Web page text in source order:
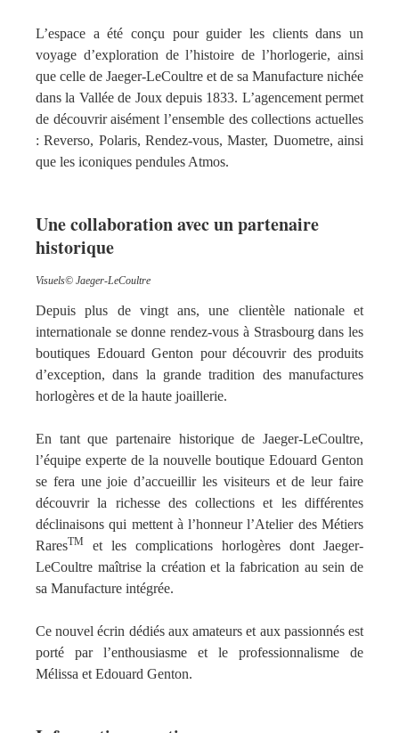
L’espace a été conçu pour guider les clients dans un
voyage d’exploration de l’histoire de l’horlogerie, ainsi
que celle de Jaeger-LeCoultre et de sa Manufacture nichée
dans la Vallée de Joux depuis 1833. L’agencement permet
de découvrir aisément l’ensemble des collections actuelles
: Reverso, Polaris, Rendez-vous, Master, Duometre, ainsi
que les iconiques pendules Atmos.
Une collaboration avec un partenaire
historique
Visuels© Jaeger-LeCoultre
Depuis plus de vingt ans, une clientèle nationale et
internationale se donne rendez-vous à Strasbourg dans les
boutiques Edouard Genton pour découvrir des produits
d’exception, dans la grande tradition des manufactures
horlogères et de la haute joaillerie.
En tant que partenaire historique de Jaeger-LeCoultre,
l’équipe experte de la nouvelle boutique Edouard Genton
se fera une joie d’accueillir les visiteurs et de leur faire
découvrir la richesse des collections et les différentes
déclinaisons qui mettent à l’honneur l’Atelier des Métiers
RaresTM
et les complications horlogères dont Jaeger-
LeCoultre maîtrise la création et la fabrication au sein de
sa Manufacture intégrée.
Ce nouvel écrin dédiés aux amateurs et aux passionnés est
porté par l’enthousiasme et le professionnalisme de
Mélissa et Edouard Genton.